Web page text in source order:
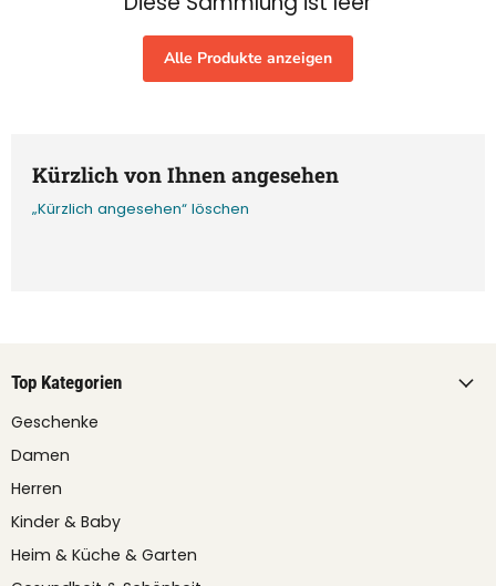
Alle Produkte anzeigen
Kürzlich von Ihnen angesehen
„Kürzlich angesehen“ löschen
Top Kategorien
Geschenke
Damen
Herren
Kinder & Baby
Heim & Küche & Garten